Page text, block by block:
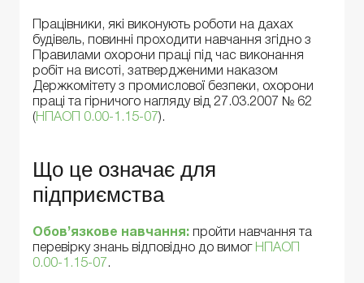
Працівники, які виконують роботи на дахах
будівель, повинні проходити навчання згідно з
Правилами охорони праці під час виконання
робіт на висоті, затвердженими наказом
Держкомітету з промислової безпеки, охорони
праці та гірничого нагляду від 27.03.2007 № 62
( НПАОП 0.00-1.15-07 ).
Що це означає для
підприємства
Обов’язкове навчання: пройти навчання та
перевірку знань відповідно до вимог НПАОП
0.00-1.15-07 .